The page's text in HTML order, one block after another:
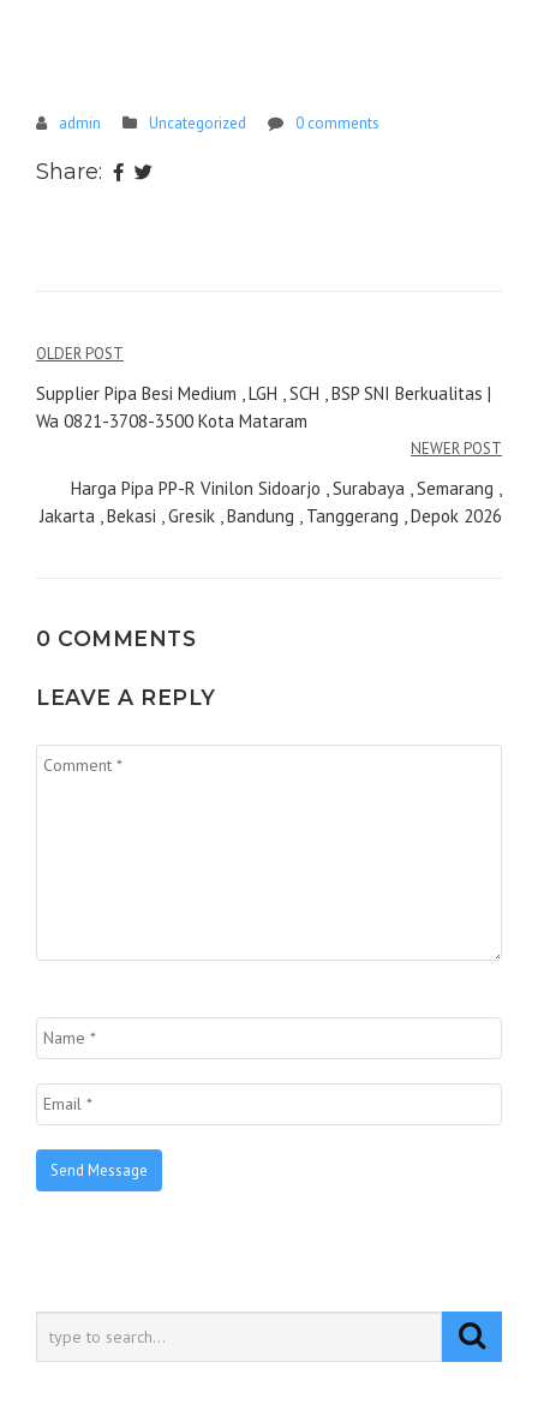
admin Uncategorized 0 comments
Share:
Navigasi
pos
OLDER POST
Supplier Pipa Besi Medium , LGH , SCH , BSP SNI Berkualitas |
Wa 0821-3708-3500 Kota Mataram
NEWER POST
Harga Pipa PP-R Vinilon Sidoarjo , Surabaya , Semarang ,
Jakarta , Bekasi , Gresik , Bandung , Tanggerang , Depok 2026
0 COMMENTS
LEAVE A REPLY